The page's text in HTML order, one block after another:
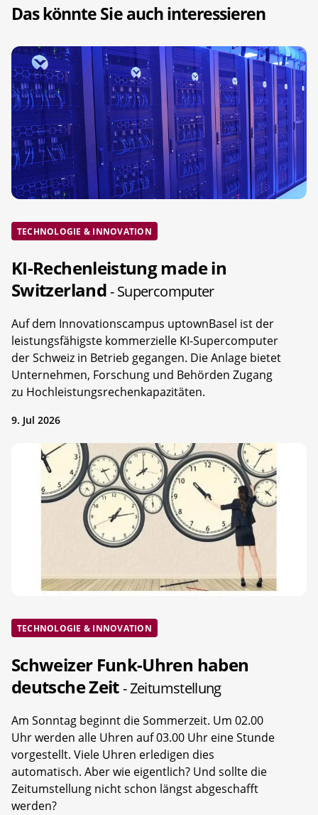
Das könnte Sie auch interessieren
TECHNOLOGIE & INNOVATION
KI-Rechenleistung made in
Switzerland- Supercomputer
Auf dem Innovationscampus uptownBasel ist der
leistungsfähigste kommerzielle KI-Supercomputer
der Schweiz in Betrieb gegangen. Die Anlage bietet
Unternehmen, Forschung und Behörden Zugang
zu Hochleistungsrechenkapazitäten.
9. Jul 2026
TECHNOLOGIE & INNOVATION
Schweizer Funk-Uhren haben
deutsche Zeit- Zeitumstellung
Am Sonntag beginnt die Sommerzeit. Um 02.00
Uhr werden alle Uhren auf 03.00 Uhr eine Stunde
vorgestellt. Viele Uhren erledigen dies
automatisch. Aber wie eigentlich? Und sollte die
Zeitumstellung nicht schon längst abgeschafft
werden?